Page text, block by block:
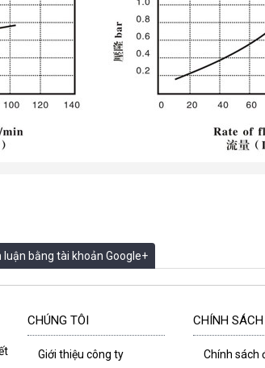
luận bằng tài khoản Google+
CHÚNG TÔI
Giới thiệu công ty
CHÍNH SÁCH
Chính sách